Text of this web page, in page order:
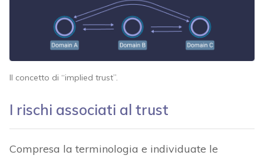
Il concetto di “implied trust”.
I rischi associati al trust
Compresa la terminologia e individuate le